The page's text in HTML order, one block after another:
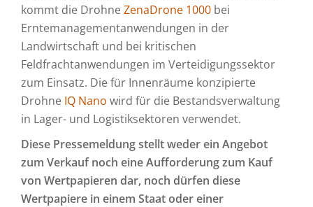
kommt die DrohneZenaDrone 1000 bei
Erntemanagementanwendungen in der
Landwirtschaft und bei kritischen
Feldfrachtanwendungen im Verteidigungssektor
zum Einsatz. Die für Innenräume konzipierte
Drohne IQ Nano wird für die Bestandsverwaltung
in Lager- und Logistiksektoren verwendet.
Diese Pressemeldung stellt weder ein Angebot
zum Verkauf noch eine Aufforderung zum Kauf
von Wertpapieren dar, noch dürfen diese
Wertpapiere in einem Staat oder einer